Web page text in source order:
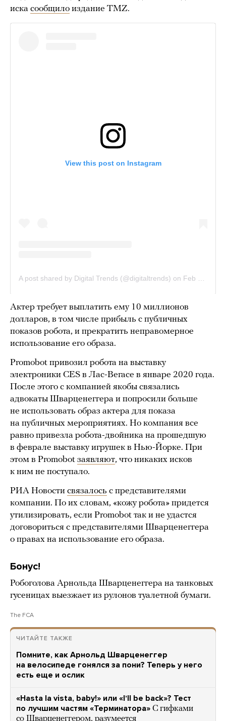
иска сообщило издание TMZ.
Актер требует выплатить ему 10 миллионов
долларов, в том числе прибыль с публичных
показов робота, и прекратить неправомерное
использование его образа.
Promobot привозил робота на выставку
электроники CES в Лас-Вегасе в январе 2020 года.
После этого с компанией якобы связались
адвокаты Шварценеггера и попросили больше
не использовать образ актера для показа
на публичных мероприятиях. Но компания все
равно привезла робота-двойника на прошедшую
в феврале выставку игрушек в Нью-Йорке. При
этом в Promobot заявляют, что никаких исков
к ним не поступало.
РИА Новости связалось с представителями
компании. По их словам, «кожу робота» придется
утилизировать, если Promobot так и не удастся
договориться с представителями Шварценеггера
о правах на использование его образа.
Бонус!
Робоголова Арнольда Шварценеггера на танковых
гусеницах выезжает из рулонов туалетной бумаги.
The FCA
ЧИТАЙТЕ ТАКЖЕ
Помните, как Арнольд Шварценеггер
на велосипеде гонялся за пони? Теперь у него
есть еще и ослик
«Hasta la vista, baby!» или «Iʼll be back»? Тест
по лучшим частям «Терминатора» С гифками
со Шварценеггером, разумеется